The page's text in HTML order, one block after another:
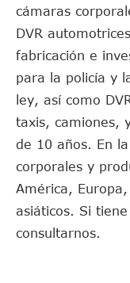
cámaras
DVR
fabricación e
para la policía y
ley, así como
taxis, camiones,
de 10 años. En
corporales y
América,
asiáticos. Si
consultarnos.